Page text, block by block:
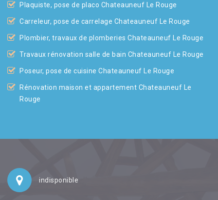
Plaquiste, pose de placo Chateauneuf Le Rouge
Carreleur, pose de carrelage Chateauneuf Le Rouge
Plombier, travaux de plomberies Chateauneuf Le Rouge
Travaux rénovation salle de bain Chateauneuf Le Rouge
Poseur, pose de cuisine Chateauneuf Le Rouge
Rénovation maison et appartement Chateauneuf Le
Rouge
indisponible